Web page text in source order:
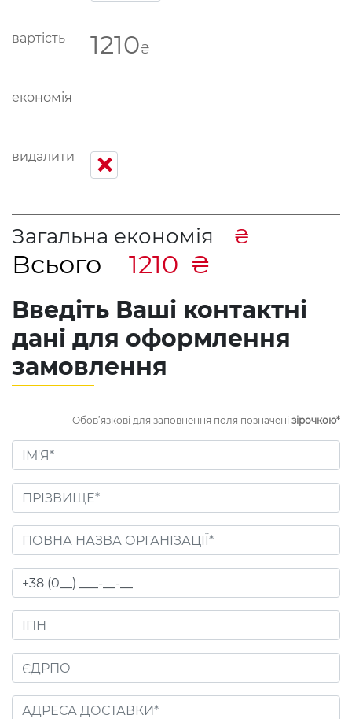
вартість 1210₴
економія
видалити +
Загальна економія ₴
Всього 1210 ₴
Введіть Ваші контактні
дані для оформлення
замовлення
Обов’язкові для заповнення поля позначені зірочкою*